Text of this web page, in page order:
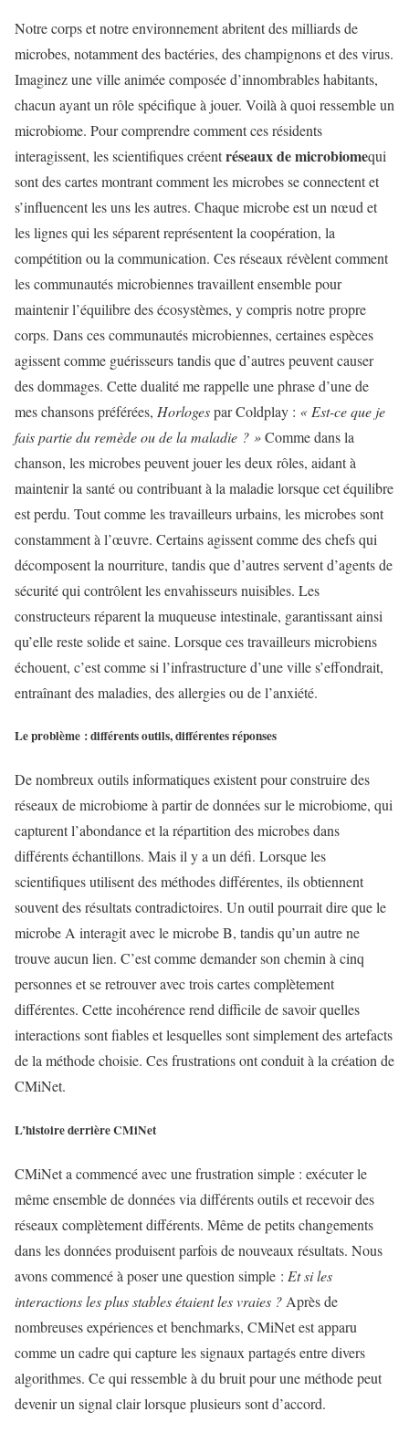
Notre corps et notre environnement abritent des milliards de
microbes, notamment des bactéries, des champignons et des virus.
Imaginez une ville animée composée d’innombrables habitants,
chacun ayant un rôle spécifique à jouer. Voilà à quoi ressemble un
microbiome. Pour comprendre comment ces résidents
interagissent, les scientifiques créentréseaux de microbiomequi
sont des cartes montrant comment les microbes se connectent et
s’influencent les uns les autres. Chaque microbe est un nœud et
les lignes qui les séparent représentent la coopération, la
compétition ou la communication. Ces réseaux révèlent comment
les communautés microbiennes travaillent ensemble pour
maintenir l’équilibre des écosystèmes, y compris notre propre
corps. Dans ces communautés microbiennes, certaines espèces
agissent comme guérisseurs tandis que d’autres peuvent causer
des dommages. Cette dualité me rappelle une phrase d’une de
mes chansons préférées, Horlogespar Coldplay : « Est-ce que je
fais partie du remède ou de la maladie ? »Comme dans la
chanson, les microbes peuvent jouer les deux rôles, aidant à
maintenir la santé ou contribuant à la maladie lorsque cet équilibre
est perdu. Tout comme les travailleurs urbains, les microbes sont
constamment à l’œuvre. Certains agissent comme des chefs qui
décomposent la nourriture, tandis que d’autres servent d’agents de
sécurité qui contrôlent les envahisseurs nuisibles. Les
constructeurs réparent la muqueuse intestinale, garantissant ainsi
qu’elle reste solide et saine. Lorsque ces travailleurs microbiens
échouent, c’est comme si l’infrastructure d’une ville s’effondrait,
entraînant des maladies, des allergies ou de l’anxiété.
Le problème : différents outils, différentes réponses
De nombreux outils informatiques existent pour construire des
réseaux de microbiome à partir de données sur le microbiome, qui
capturent l’abondance et la répartition des microbes dans
différents échantillons. Mais il y a un défi. Lorsque les
scientifiques utilisent des méthodes différentes, ils obtiennent
souvent des résultats contradictoires. Un outil pourrait dire que le
microbe A interagit avec le microbe B, tandis qu’un autre ne
trouve aucun lien. C’est comme demander son chemin à cinq
personnes et se retrouver avec trois cartes complètement
différentes. Cette incohérence rend difficile de savoir quelles
interactions sont fiables et lesquelles sont simplement des artefacts
de la méthode choisie. Ces frustrations ont conduit à la création de
CMiNet.
L’histoire derrière CMiNet
CMiNet a commencé avec une frustration simple : exécuter le
même ensemble de données via différents outils et recevoir des
réseaux complètement différents. Même de petits changements
dans les données produisent parfois de nouveaux résultats. Nous
avons commencé à poser une question simple : Et si les
interactions les plus stables étaient les vraies ? Après de
nombreuses expériences et benchmarks, CMiNet est apparu
comme un cadre qui capture les signaux partagés entre divers
algorithmes. Ce qui ressemble à du bruit pour une méthode peut
devenir un signal clair lorsque plusieurs sont d’accord.